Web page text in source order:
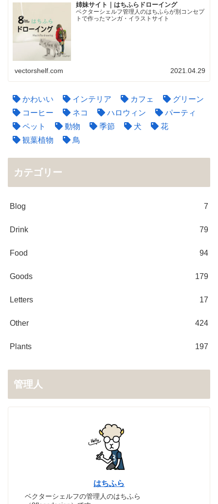
姉妹サイト｜はちふらドローイング
ベクターシェルフ管理人のはちふらが別コンセプ
トで作ったマンガ・イラストサイト
vectorshelf.com 2021.04.29
かわいい インテリア カフェ
グリーン
コーヒー
ネコ ハロウィン
パーティ
ペット
動物 季節 犬
花
観葉植物
鳥
カテゴリー
Blog 7
Drink 79
Food 94
Goods 179
Letters 17
Other 424
Plants 197
管理人
はちふら
ベクターシェルフの管理人のはちふら